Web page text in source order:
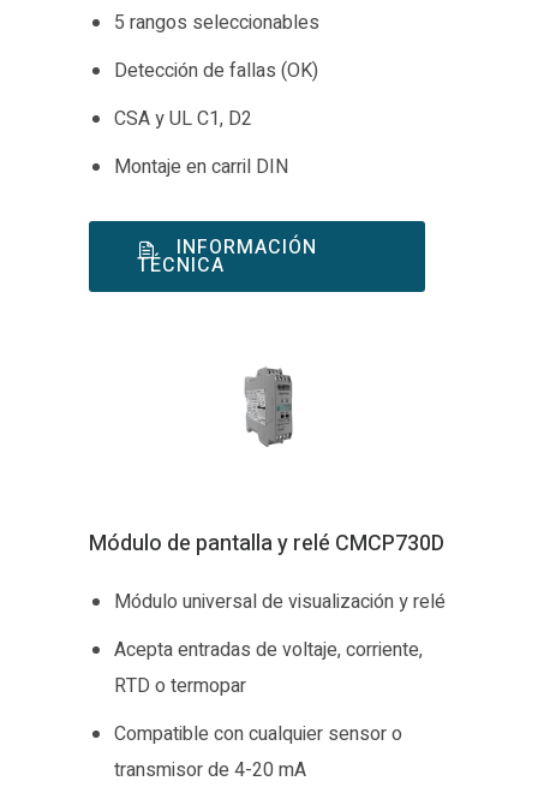
5 rangos seleccionables
Detección de fallas (OK)
CSA y UL C1, D2
Montaje en carril DIN
INFORMACIÓN
TÉCNICA
Módulo de pantalla y relé CMCP730D
Módulo universal de visualización y relé
Acepta entradas de voltaje, corriente,
RTD o termopar
Compatible con cualquier sensor o
transmisor de 4-20 mA